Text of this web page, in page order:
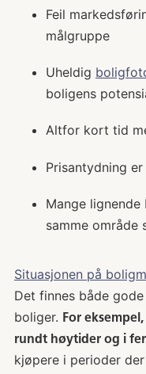
Feil
målgruppe
Uheldig
boligens
Altfor kort tid
Prisantydning
Mange
samme område
Situasjonen på
Det finnes både
boliger. For
rundt høytider og i
kjøpere i perioder